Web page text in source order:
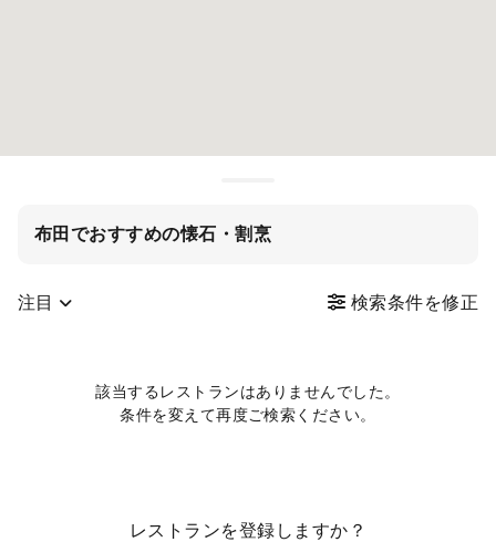
布田でおすすめの懐石・割烹
注目 検索条件を修正
該当するレストランはありませんでした。
条件を変えて再度ご検索ください。
レストランを登録しますか？